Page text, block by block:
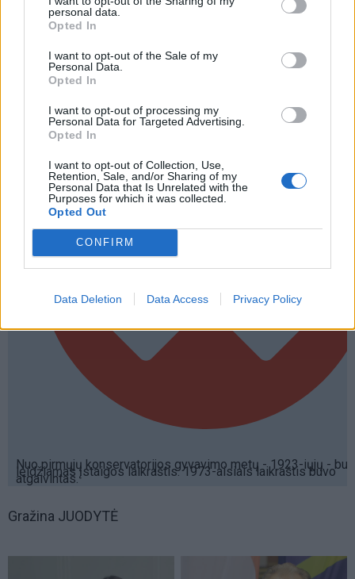
personal data.
Opted In
I want to opt-out of the Sale of my
Personal Data.
Opted In
I want to opt-out of processing my
Personal Data for Targeted Advertising.
Opted In
I want to opt-out of Collection, Use,
Retention, Sale, and/or Sharing of my
Personal Data that Is Unrelated with the
Purposes for which it was collected.
Opted Out
CONFIRM
Data Deletion Data Access Privacy Policy
Nuo pirmųjų konservatorijos gyvavimo metų - 1923-iųjų -
leidžiamas įstaigos laikraštis. 1973-aisiais laikraštis buvo
atgaivintas.
Gražina JUODYTĖ